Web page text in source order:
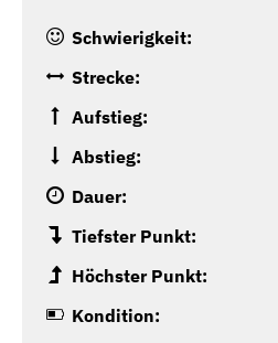
Schwierigkeit:
Strecke:
Aufstieg:
Abstieg:
Dauer:
Tiefster Punkt:
Höchster Punkt:
Kondition: